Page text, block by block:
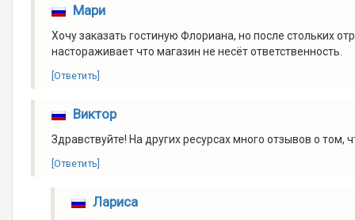
Мари
Хочу заказать гостиную Флориана, но после стольких
настораживает что магазин не несёт ответственность.
[Ответить]
Виктор
Здравствуйте! На других ресурсах много отзывов о
[Ответить]
Лариса